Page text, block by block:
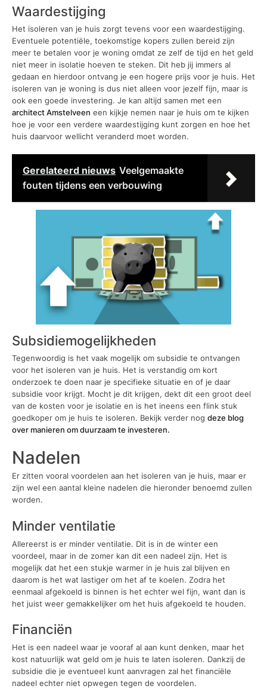
Waardestijging
Het isoleren van je huis zorgt tevens voor een waardestijging.
Eventuele potentiële, toekomstige kopers zullen bereid zijn
meer te betalen voor je woning omdat ze zelf de tijd en het geld
niet meer in isolatie hoeven te steken. Dit heb jij immers al
gedaan en hierdoor ontvang je een hogere prijs voor je huis. Het
isoleren van je woning is dus niet alleen voor jezelf fijn, maar is
ook een goede investering. Je kan altijd samen met een
architect Amstelveen een kijkje nemen naar je huis om te kijken
hoe je voor een verdere waardestijging kunt zorgen en hoe het
huis daarvoor wellicht veranderd moet worden.
Gerelateerd nieuws Veelgemaakte
fouten tijdens een verbouwing
Subsidiemogelijkheden
Tegenwoordig is het vaak mogelijk om subsidie te ontvangen
voor het isoleren van je huis. Het is verstandig om kort
onderzoek te doen naar je specifieke situatie en of je daar
subsidie voor krijgt. Mocht je dit krijgen, dekt dit een groot deel
van de kosten voor je isolatie en is het ineens een flink stuk
goedkoper om je huis te isoleren. Bekijk verder nog deze blog
over manieren om duurzaam te investeren.
Nadelen
Er zitten vooral voordelen aan het isoleren van je huis, maar er
zijn wel een aantal kleine nadelen die hieronder benoemd zullen
worden.
Minder ventilatie
Allereerst is er minder ventilatie. Dit is in de winter een
voordeel, maar in de zomer kan dit een nadeel zijn. Het is
mogelijk dat het een stukje warmer in je huis zal blijven en
daarom is het wat lastiger om het af te koelen. Zodra het
eenmaal afgekoeld is binnen is het echter wel fijn, want dan is
het juist weer gemakkelijker om het huis afgekoeld te houden.
Financiën
Het is een nadeel waar je vooraf al aan kunt denken, maar het
kost natuurlijk wat geld om je huis te laten isoleren. Dankzij de
subsidie die je eventueel kunt aanvragen zal het financiële
nadeel echter niet opwegen tegen de voordelen.